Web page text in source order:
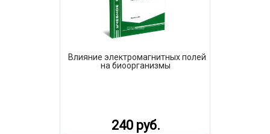
Влияние электромагнитных полей
на биоорганизмы
240 руб.